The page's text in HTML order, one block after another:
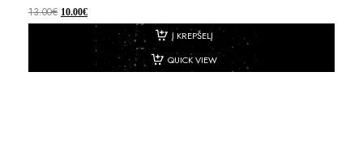
13.00€ 10.00€
Į KREPŠELĮ
QUICK VIEW